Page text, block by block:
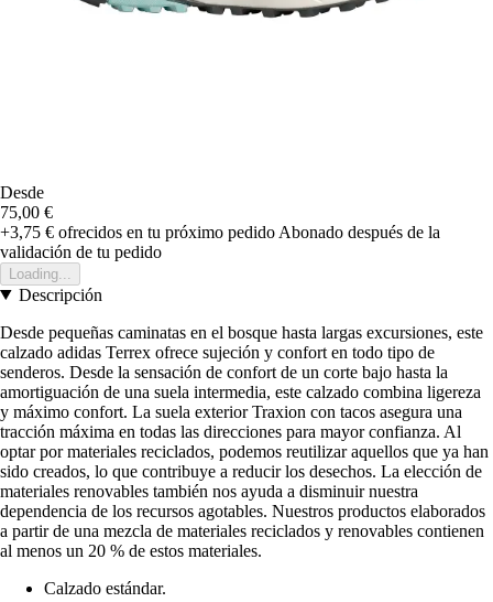
Desde
75,00 €
+3,75 € ofrecidos en tu próximo pedido Abonado después de la
validación de tu pedido
Loading...
Descripción
Desde pequeñas caminatas en el bosque hasta largas excursiones, este
calzado adidas Terrex ofrece sujeción y confort en todo tipo de
senderos. Desde la sensación de confort de un corte bajo hasta la
amortiguación de una suela intermedia, este calzado combina ligereza
y máximo confort. La suela exterior Traxion con tacos asegura una
tracción máxima en todas las direcciones para mayor confianza. Al
optar por materiales reciclados, podemos reutilizar aquellos que ya han
sido creados, lo que contribuye a reducir los desechos. La elección de
materiales renovables también nos ayuda a disminuir nuestra
dependencia de los recursos agotables. Nuestros productos elaborados
a partir de una mezcla de materiales reciclados y renovables contienen
al menos un 20 % de estos materiales.
Calzado estándar.